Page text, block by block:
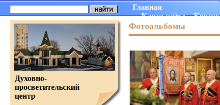
Главная
Карта сайта
Фотоальбомы
Духовно-
просветительский
центр